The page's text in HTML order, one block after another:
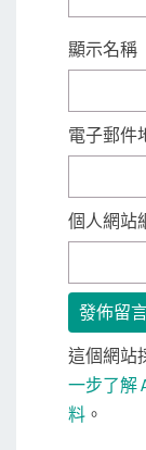
顯示名稱
電子郵件
個人網站
這個網站
一步了解
料 。